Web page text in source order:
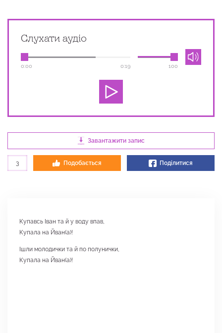
Слухати аудіо
0:00 0:19 100
Завантажити запис
3 Подобається Поділитися
Купавсь Іван та й у воду впав,
Купала на Йван(а)!
Ішли молодички та й по полунички,
Купала на Йван(а)!